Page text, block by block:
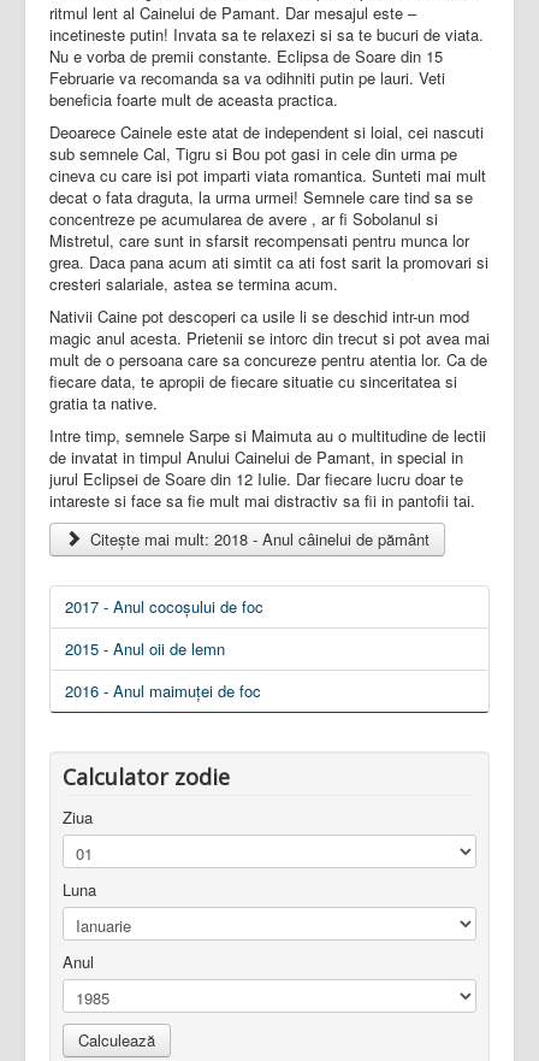
ritmul lent al Cainelui de Pamant. Dar mesajul este –
incetineste putin! Invata sa te relaxezi si sa te bucuri de viata.
Nu e vorba de premii constante. Eclipsa de Soare din 15
Februarie va recomanda sa va odihniti putin pe lauri. Veti
beneficia foarte mult de aceasta practica.
Deoarece Cainele este atat de independent si loial, cei nascuti
sub semnele Cal, Tigru si Bou pot gasi in cele din urma pe
cineva cu care isi pot imparti viata romantica. Sunteti mai mult
decat o fata draguta, la urma urmei! Semnele care tind sa se
concentreze pe acumularea de avere , ar fi Sobolanul si
Mistretul, care sunt in sfarsit recompensati pentru munca lor
grea. Daca pana acum ati simtit ca ati fost sarit la promovari si
cresteri salariale, astea se termina acum.
Nativii Caine pot descoperi ca usile li se deschid intr-un mod
magic anul acesta. Prietenii se intorc din trecut si pot avea mai
mult de o persoana care sa concureze pentru atentia lor. Ca de
fiecare data, te apropii de fiecare situatie cu sinceritatea si
gratia ta native.
Intre timp, semnele Sarpe si Maimuta au o multitudine de lectii
de invatat in timpul Anului Cainelui de Pamant, in special in
jurul Eclipsei de Soare din 12 Iulie. Dar fiecare lucru doar te
intareste si face sa fie mult mai distractiv sa fii in pantofii tai.
Citește mai mult: 2018 - Anul câinelui de pământ
2017 - Anul cocoșului de foc
2015 - Anul oii de lemn
2016 - Anul maimuței de foc
Calculator zodie
Ziua
Luna
Anul
Calculează